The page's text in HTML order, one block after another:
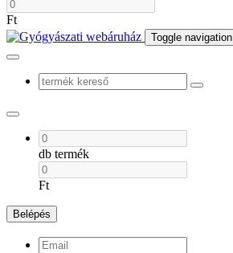
Ft
Toggle navigation
db termék
Ft
Belépés